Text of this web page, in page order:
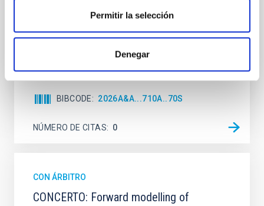
Permitir la selección
Denegar
sky background level
Fecha de publicación: 6 2026
BIBCODE 2026A&A...710A..70S
NÚMERO DE CITAS 0
CON ÁRBITRO
CONCERTO: Forward modelling of